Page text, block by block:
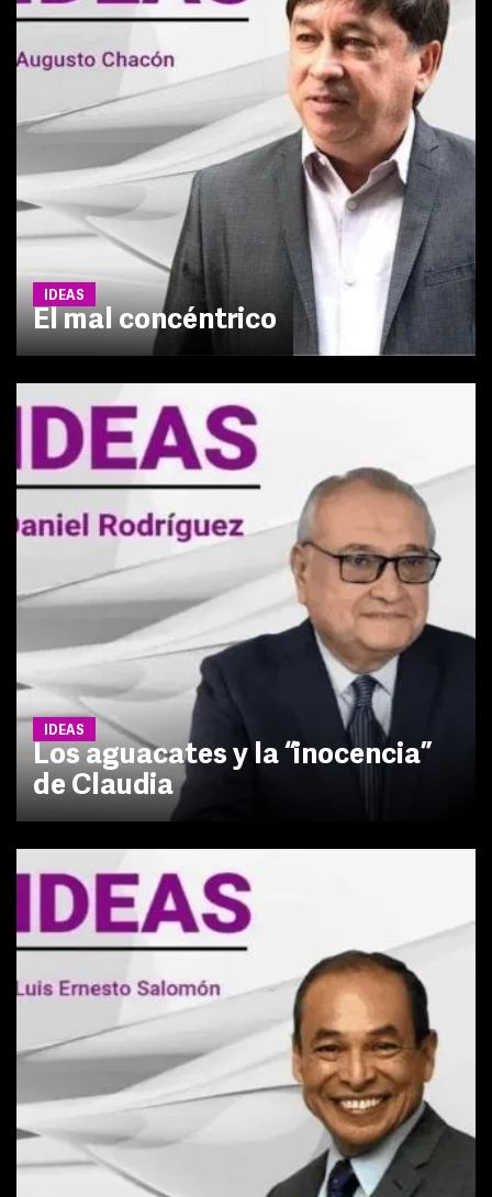
IDEAS
El mal concéntrico
IDEAS
Los aguacates y la “inocencia”
de Claudia